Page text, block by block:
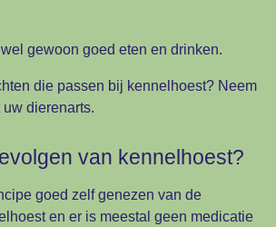
gewoon goed eten en drinken.
die passen bij kennelhoest? Neem
dierenarts.
van kennelhoest?
goed zelf genezen van de
en er is meestal geen medicatie